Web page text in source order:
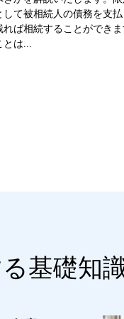
して被相続人の債務を支
れば相続することができ
は...
基礎知